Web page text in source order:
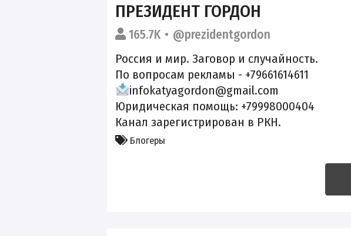
ПРЕЗИДЕНТ ГОРДОН
165.7K
@prezidentgordon
Россия и мир. Заговор и случайность.
По вопросам рекламы - +79661614611
infokatyagordon@gmail.com
Юридическая помощь: +79998000404
Канал зарегистрирован в РКН.
Блогеры